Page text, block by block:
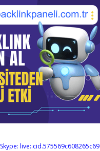
Skype: live:.cid.575569c608265c69